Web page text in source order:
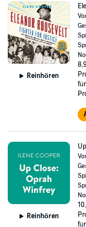
Reinhören
Reinhören